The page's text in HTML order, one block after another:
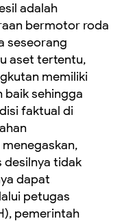
adalah
bermotor roda
seseorang
aset tertentu,
memiliki
baik sehingga
faktual di
desilnya tidak
dapat
petugas
pemerintah